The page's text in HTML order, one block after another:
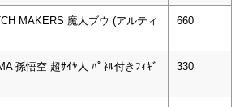
MAKERS 魔人ブウ (アルティ
660
孫悟空 超ｻｲﾔ人 ﾊﾟﾈﾙ付きﾌｨｷﾞ
330